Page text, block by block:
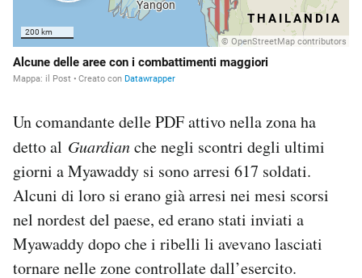
Un comandante delle PDF attivo nella zona ha
detto al Guardianche negli scontri degli ultimi
giorni a Myawaddy si sono arresi 617 soldati.
Alcuni di loro si erano già arresi nei mesi scorsi
nel nordest del paese, ed erano stati inviati a
Myawaddy dopo che i ribelli li avevano lasciati
tornare nelle zone controllate dall’esercito.